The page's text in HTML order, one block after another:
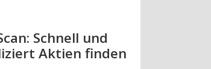
Schnell und
Aktien finden